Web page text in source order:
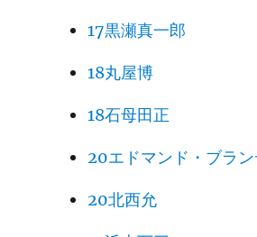
17黒瀬真一郎
18丸屋博
18石母田正
20エドマンド・ブラ
20北西允